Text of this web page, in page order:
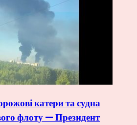
катери та судна
флоту — Президент